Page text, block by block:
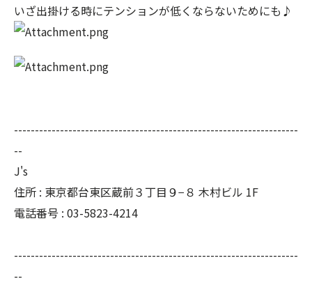
いざ出掛ける時にテンションが低くならないためにも♪
--------------------------------------------------------------------
--
J's
住所 : 東京都台東区蔵前３丁目９−８ 木村ビル 1F
電話番号 : 03-5823-4214
--------------------------------------------------------------------
--